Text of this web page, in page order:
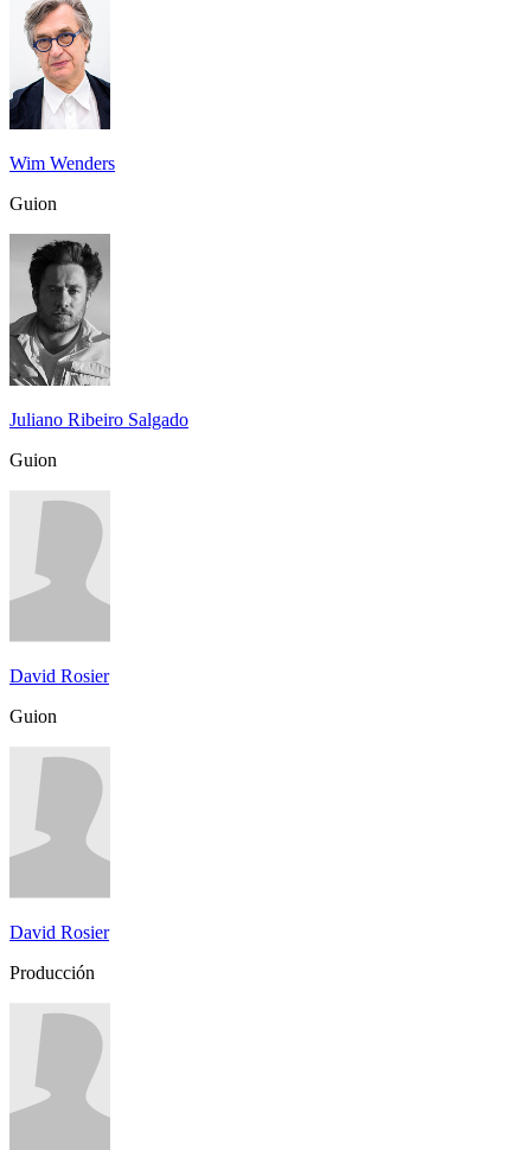
Wim Wenders
Guion
Juliano Ribeiro Salgado
Guion
David Rosier
Guion
David Rosier
Producción